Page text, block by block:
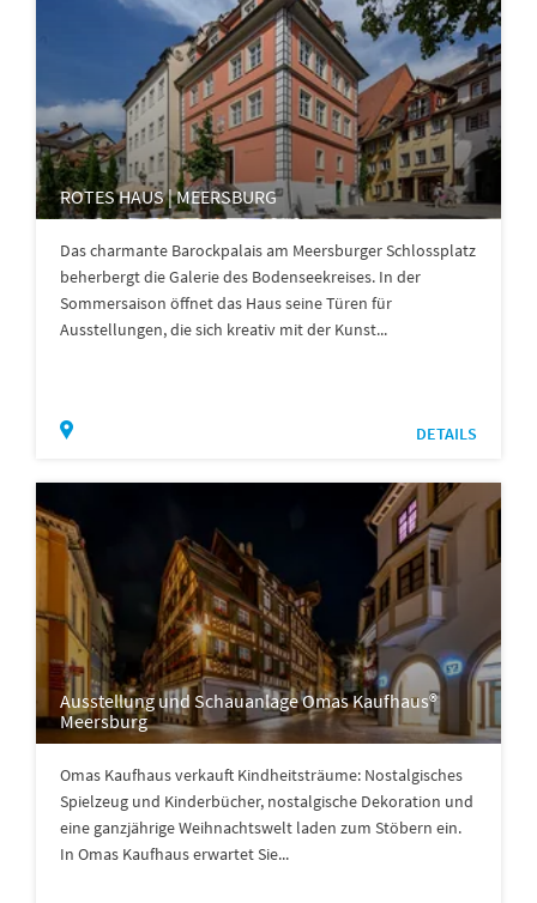
ROTES HAUS | MEERSBURG
Das charmante Barockpalais am Meersburger Schlossplatz
beherbergt die Galerie des Bodenseekreises. In der
Sommersaison öffnet das Haus seine Türen für
Ausstellungen, die sich kreativ mit der Kunst...
DETAILS
Ausstellung und Schauanlage Omas Kaufhaus®
Meersburg
Omas Kaufhaus verkauft Kindheitsträume: Nostalgisches
Spielzeug und Kinderbücher, nostalgische Dekoration und
eine ganzjährige Weihnachtswelt laden zum Stöbern ein.
In Omas Kaufhaus erwartet Sie...